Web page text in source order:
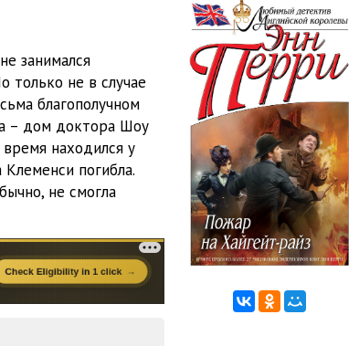
21:46
26:15
25:25
25:40
24:55
25:06
25:00
занимался
только не в случае
благополучном
– дом доктора Шоу
находился у
погибла.
не смогла